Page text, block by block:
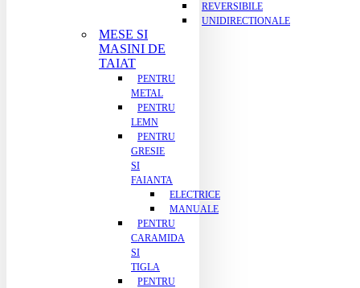
REVERSIBILE
UNIDIRECTIONALE
MESE SI
MASINI DE
TAIAT
PENTRU
METAL
PENTRU
LEMN
PENTRU
GRESIE
SI
FAIANTA
ELECTRICE
MANUALE
PENTRU
CARAMIDA
SI
TIGLA
PENTRU